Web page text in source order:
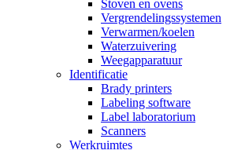
Stoven en ovens
Vergrendelingssystemen
Verwarmen/koelen
Waterzuivering
Weegapparatuur
Identificatie
Brady printers
Labeling software
Label laboratorium
Scanners
Werkruimtes